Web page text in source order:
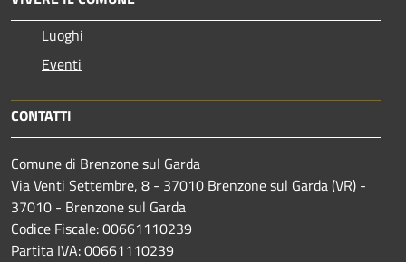
Luoghi
Eventi
CONTATTI
Comune di Brenzone sul Garda
Via Venti Settembre, 8 - 37010 Brenzone sul Garda (VR) -
37010 - Brenzone sul Garda
Codice Fiscale: 00661110239
Partita IVA: 00661110239